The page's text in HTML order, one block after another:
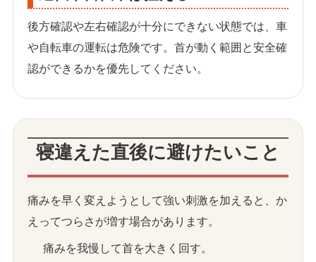
後方確認や左右確認が十分にできない状態では、車
や自転車の運転は危険です。首が動く範囲と安全確
認ができるかを優先してください。
寝違えた直後に避けたいこと
痛みを早く変えようとして強い刺激を加えると、か
えってつらさが増す場合があります。
痛みを我慢して首を大きく回す。